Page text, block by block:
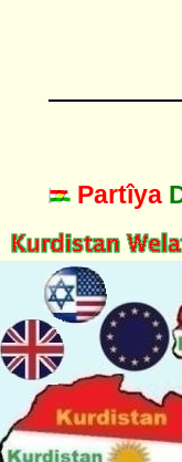
Partîya